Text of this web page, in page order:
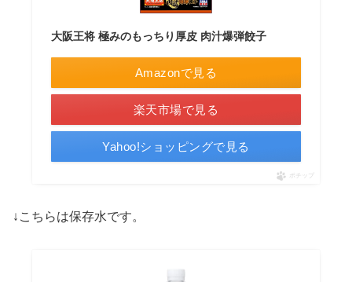
大阪王将 極みのもっちり厚皮 肉汁爆弾餃子
Amazonで見る
楽天市場で見る
Yahoo!ショッピングで見る
ポチップ
↓こちらは保存水です。